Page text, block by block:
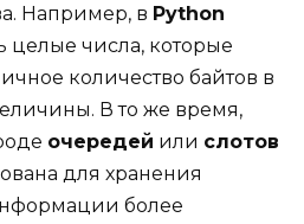
Например, в Python
целые числа, которые
количество байтов в
В то же время,
очередей или слотов
для хранения
более